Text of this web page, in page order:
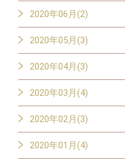
2020年06月(2)
2020年05月(3)
2020年04月(3)
2020年03月(4)
2020年02月(3)
2020年01月(4)